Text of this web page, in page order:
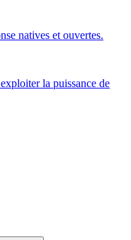
natives et ouvertes.
la puissance de